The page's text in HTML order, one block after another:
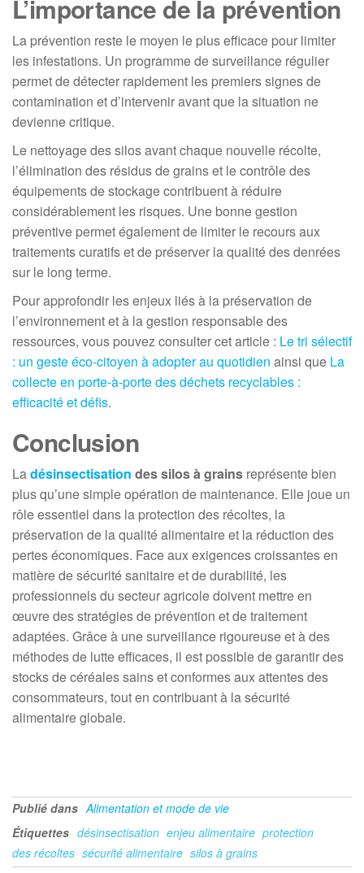
L’importance de la prévention
La prévention reste le moyen le plus efficace pour limiter
les infestations. Un programme de surveillance régulier
permet de détecter rapidement les premiers signes de
contamination et d’intervenir avant que la situation ne
devienne critique.
Le nettoyage des silos avant chaque nouvelle récolte,
l’élimination des résidus de grains et le contrôle des
équipements de stockage contribuent à réduire
considérablement les risques. Une bonne gestion
préventive permet également de limiter le recours aux
traitements curatifs et de préserver la qualité des denrées
sur le long terme.
Pour approfondir les enjeux liés à la préservation de
l’environnement et à la gestion responsable des
ressources, vous pouvez consulter cet article : Le tri sélectif
: un geste éco-citoyen à adopter au quotidien ainsi que La
collecte en porte-à-porte des déchets recyclables :
efficacité et défis.
Conclusion
Ladésinsectisation des silos à grains représente bien
plus qu’une simple opération de maintenance. Elle joue un
rôle essentiel dans la protection des récoltes, la
préservation de la qualité alimentaire et la réduction des
pertes économiques. Face aux exigences croissantes en
matière de sécurité sanitaire et de durabilité, les
professionnels du secteur agricole doivent mettre en
œuvre des stratégies de prévention et de traitement
adaptées. Grâce à une surveillance rigoureuse et à des
méthodes de lutte efficaces, il est possible de garantir des
stocks de céréales sains et conformes aux attentes des
consommateurs, tout en contribuant à la sécurité
alimentaire globale.
Publié dans Alimentation et mode de vie
Étiquettes désinsectisation enjeu alimentaire protection
des récoltes sécurité alimentaire silos à grains